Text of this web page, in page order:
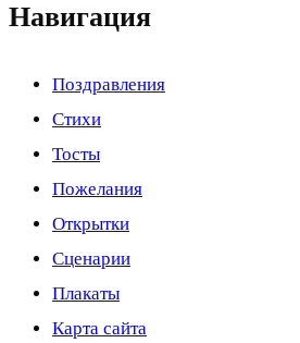
Навигация
Поздравления
Стихи
Тосты
Пожелания
Открытки
Сценарии
Плакаты
Карта сайта